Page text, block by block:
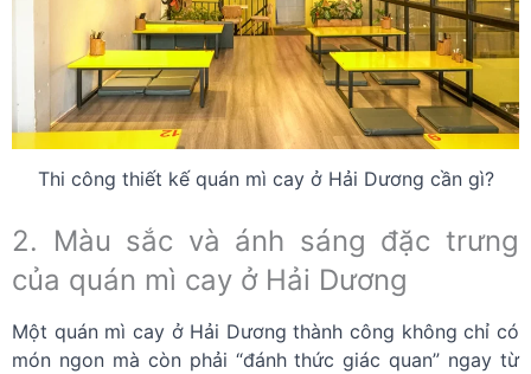
Thi công thiết kế quán mì cay ở Hải Dương cần gì?
2. Màu sắc và ánh sáng đặc trưng
của quán mì cay ở Hải Dương
Một quán mì cay ở Hải Dương thành công không chỉ có
món ngon mà còn phải “đánh thức giác quan” ngay từ